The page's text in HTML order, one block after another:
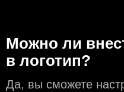
Можно ли
в логотип?
Да, вы сможете